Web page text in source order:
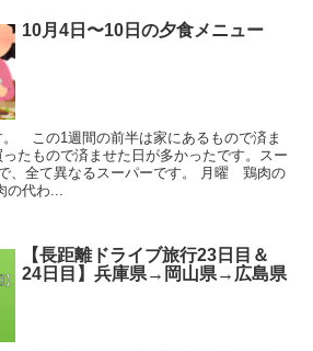
10月4日〜10日の夕食メニュー
この1週間の前半は家にあるもので済ま
たもので済ませた日が多かったです。スー
、全て異なるスーパーです。 月曜 鶏肉の
代わ...
【長距離ドライブ旅行23日目＆
24日目】兵庫県→岡山県→広島県